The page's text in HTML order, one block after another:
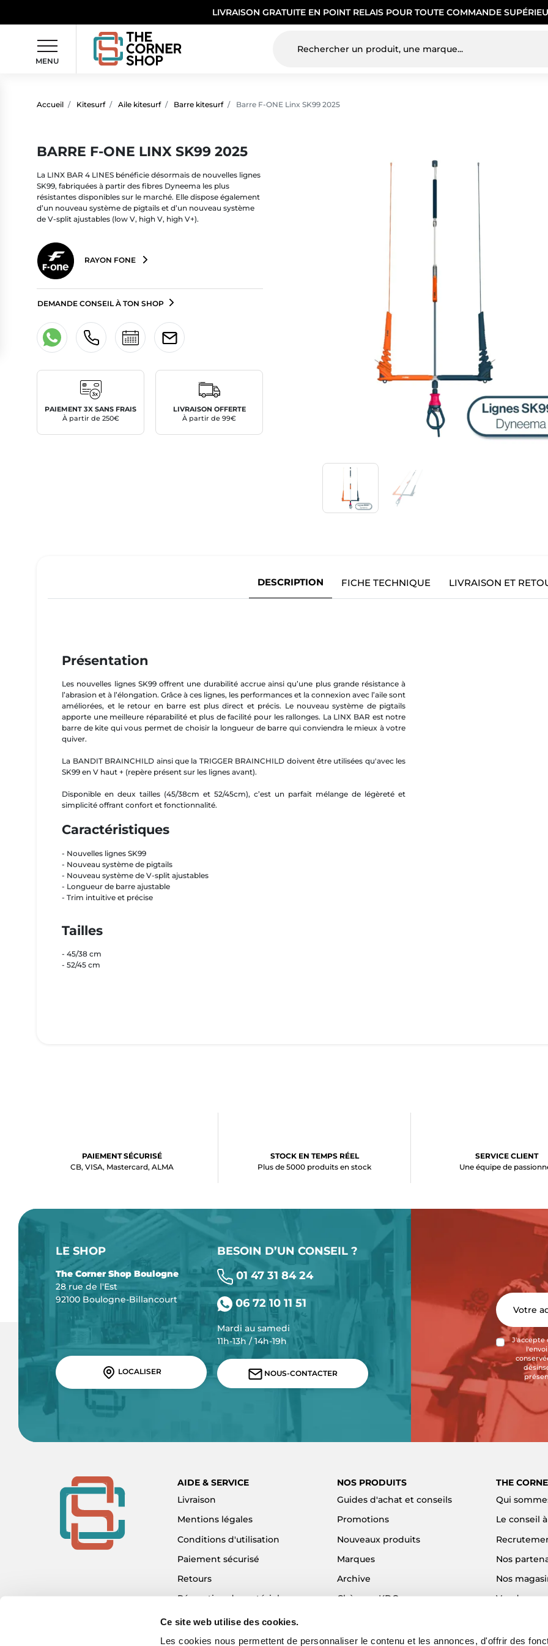
Ce site web utilise des cookies.
Les cookies nous permettent de personnaliser le contenu et les annonces, d'offrir des
LIVRAISON GRATUITE EN POINT RELAIS POUR TOUTE COMMANDE
MENU
Accueil Kitesurf Aile kitesurf Barre kitesurf Barre F-ONE Linx SK99 2025
BARRE F-ONE LINX SK99 2025
La LINX BAR 4 LINES bénéficie désormais de nouvelles lignes
SK99, fabriquées à partir des fibres Dyneema les plus
résistantes disponibles sur le marché. Elle dispose également
d’un nouveau système de pigtails et d’un nouveau système
de V-split ajustables (low V, high V, high V+).
RAYON FONE
DEMANDE CONSEIL À TON SHOP
PAIEMENT 3X SANS FRAIS
À partir de 250€
LIVRAISON OFFERTE
À partir de 99€
DESCRIPTION FICHE TECHNIQUE LIVRAISON ET
Présentation
Les nouvelles lignes SK99 offrent une durabilité accrue ainsi qu’une plus grande résistance à
l’abrasion et à l’élongation. Grâce à ces lignes, les performances et la connexion avec l’aile sont
améliorées, et le retour en barre est plus direct et précis. Le nouveau système de pigtails
apporte une meilleure réparabilité et plus de facilité pour les rallonges. La LINX BAR est notre
barre de kite qui vous permet de choisir la longueur de barre qui conviendra le mieux à votre
quiver.
La BANDIT BRAINCHILD ainsi que la TRIGGER BRAINCHILD doivent être utilisées qu'avec les
SK99 en V haut + (repère présent sur les lignes avant).
Disponible en deux tailles (45/38cm et 52/45cm), c’est un parfait mélange de légèreté et
simplicité offrant confort et fonctionnalité.
Caractéristiques
- Nouvelles lignes SK99
- Nouveau système de pigtails
- Nouveau système de V-split ajustables
- Longueur de barre ajustable
- Trim intuitive et précise
Tailles
- 45/38 cm
- 52/45 cm
PAIEMENT SÉCURISÉ
CB, VISA, Mastercard, ALMA
STOCK EN TEMPS RÉEL
Plus de 5000 produits en stock
SERVICE CLIENT
Une équipe de
LE SHOP
The Corner Shop Boulogne
28 rue de l'Est
92100 Boulogne-Billancourt
LOCALISER
BESOIN D’UN CONSEIL ?
01 47 31 84 24
06 72 10 11 51
Mardi au samedi
11h-13h / 14h-19h
NOUS-CONTACTER
J'accepte
AIDE & SERVICE
Livraison
Mentions légales
Conditions d'utilisation
Paiement sécurisé
Retours
Réparation de matériel
Détaxe - Tax Refund
Garantie & SAV
NOS PRODUITS
Guides d'achat et conseils
Promotions
Nouveaux produits
Marques
Archive
Chèques KDO
THE
Qui
Le conseil
Nos
Nos
Vendre
Blog